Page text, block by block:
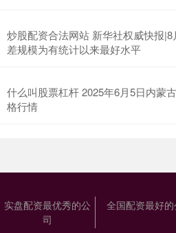
炒股配资合法网站 新华社权威快报
差规模为有统计以来最好水平
什么叫股票杠杆 2025年6月5日内蒙
格行情
实盘配资最优秀的公
司
全国配资最好的